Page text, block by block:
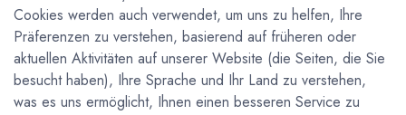
Cookies werden auch verwendet, um uns zu helfen, Ihre
Präferenzen zu verstehen, basierend auf früheren oder
aktuellen Aktivitäten auf unserer Website (die Seiten, die Sie
besucht haben), Ihre Sprache und Ihr Land zu verstehen,
was es uns ermöglicht, Ihnen einen besseren Service zu